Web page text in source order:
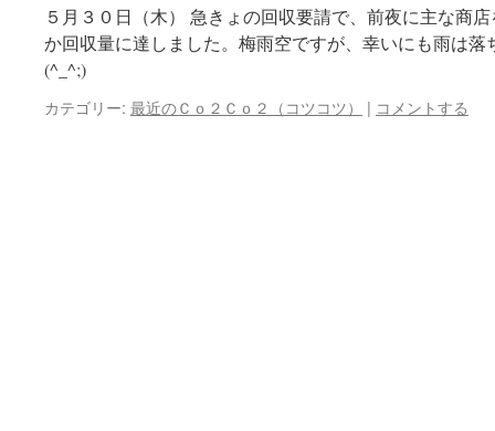
プ
５月３０日（木） 急きょの回収要請で、前夜に主な商
か回収量に達しました。梅雨空ですが、幸いにも雨は
(^_^;)
カテゴリー: 最近のＣｏ２Ｃｏ２（コツコツ） | コメントする